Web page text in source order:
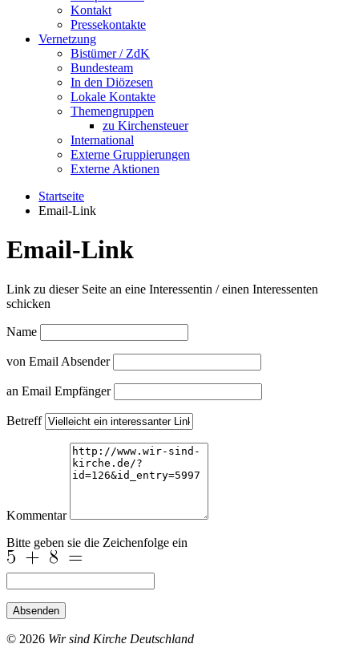
Kontakt
Pressekontakte
Vernetzung
Bistümer / ZdK
Bundesteam
In den Diözesen
Lokale Kontakte
Themengruppen
zu Kirchensteuer
International
Externe Gruppierungen
Externe Aktionen
Startseite
Email-Link
Email-Link
Link zu dieser Seite an eine Interessentin / einen Interessenten
schicken
Name
von Email Absender
an Email Empfänger
Betreff
Kommentar
Bitte geben sie die Zeichenfolge ein
Absenden
© 2026 Wir sind Kirche Deutschland